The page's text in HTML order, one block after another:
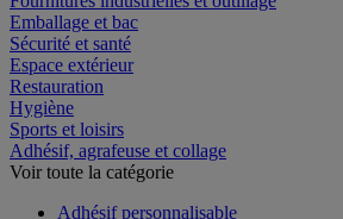
Fournitures industrielles et outillage
Emballage et bac
Sécurité et santé
Espace extérieur
Restauration
Hygiène
Sports et loisirs
Adhésif, agrafeuse et collage